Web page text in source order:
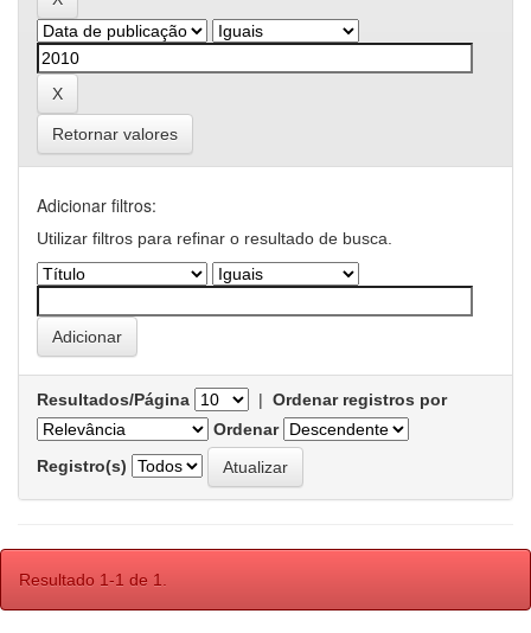
Retornar valores
Adicionar filtros:
Utilizar filtros para refinar o resultado de busca.
Resultados/Página | Ordenar registros por
Ordenar
Registro(s)
Resultado 1-1 de 1.